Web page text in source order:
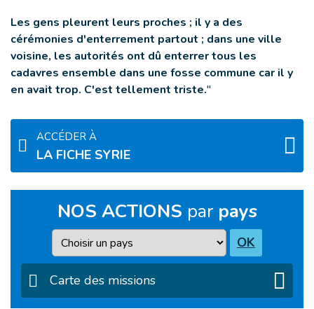
Les gens pleurent leurs proches ; il y a des
cérémonies d'enterrement partout ; dans une ville
voisine, les autorités ont dû enterrer tous les
cadavres ensemble dans une fosse commune car il y
en avait trop. C'est tellement triste."
ACCÉDER À
LA FICHE SYRIE
NOS ACTIONS par pays
Pays OK
Carte des missions